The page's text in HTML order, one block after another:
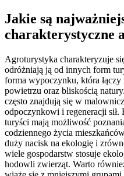
Jakie są
charakterystyczne
Agroturystyka charakteryzuje
odróżniają ją od innych form
forma wypoczynku, która
powietrzu oraz bliskością
często znajdują się w
odpoczynkowi i regeneracji sił.
turyści mają możliwość
codziennego życia
duży nacisk na ekologię i
wiele gospodarstw stosuje
hodowli zwierząt. Warto